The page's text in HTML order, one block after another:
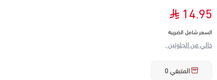
14.95
السعر شامل الضريبة
خالي من الجلوتين ,
المتبقي0